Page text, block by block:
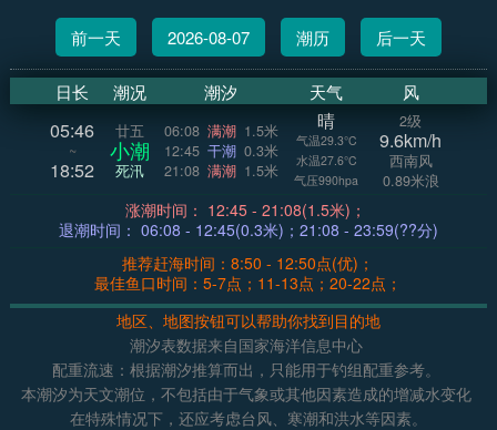
前一天 2026-08-07 潮历 后一天
日长 潮况 潮汐 天气 风
05:46
~
18:52
廿五
小潮
死汛
06:08 满潮 1.5米
12:45 干潮 0.3米
21:08 满潮 1.5米
晴
气温29.3°C
水温27.6°C
气压990hpa
2级
9.6km/h
西南风
0.89米浪
涨潮时间： 12:45 - 21:08(1.5米)；
退潮时间： 06:08 - 12:45(0.3米)；21:08 - 23:59(??分)
推荐赶海时间：8:50 - 12:50点(优)；
最佳鱼口时间：5-7点；11-13点；20-22点；
地区、地图按钮可以帮助你找到目的地
潮汐表数据来自国家海洋信息中心
配重流速：根据潮汐推算而出，只能用于钓组配重参考。
本潮汐为天文潮位，不包括由于气象或其他因素造成的增减水变化
在特殊情况下，还应考虑台风、寒潮和洪水等因素。